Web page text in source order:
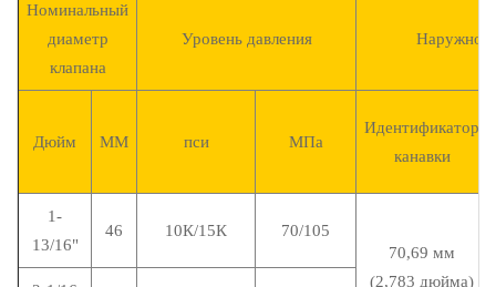
Номинальный
диаметр
клапана
Уровень давления Наружное
Дюйм ММ пси МПа
Идентификатор
канавки
1-
13/16"
46 10К/15К
70/105
70,69 мм
(2,783 дюйма)